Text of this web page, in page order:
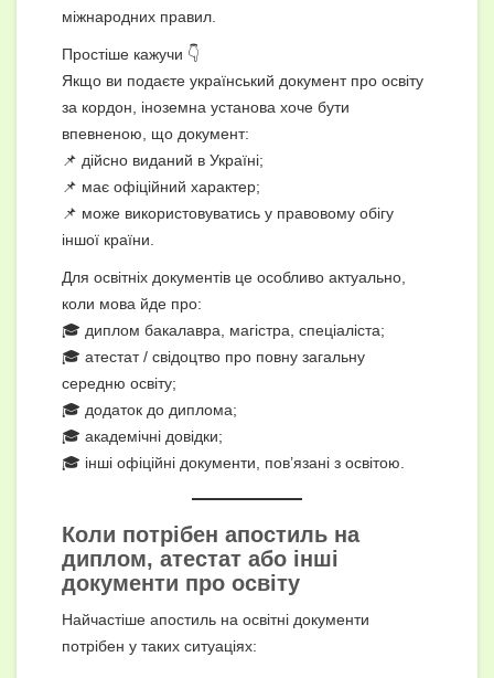
міжнародних правил.
Простіше кажучи 👇
Якщо ви подаєте український документ про освіту
за кордон, іноземна установа хоче бути
впевненою, що документ:
📌 дійсно виданий в Україні;
📌 має офіційний характер;
📌 може використовуватись у правовому обігу
іншої країни.
Для освітніх документів це особливо актуально,
коли мова йде про:
🎓 диплом бакалавра, магістра, спеціаліста;
🎓 атестат / свідоцтво про повну загальну
середню освіту;
🎓 додаток до диплома;
🎓 академічні довідки;
🎓 інші офіційні документи, пов’язані з освітою.
Коли потрібен апостиль на
диплом, атестат або інші
документи про освіту
Найчастіше апостиль на освітні документи
потрібен у таких ситуаціях: